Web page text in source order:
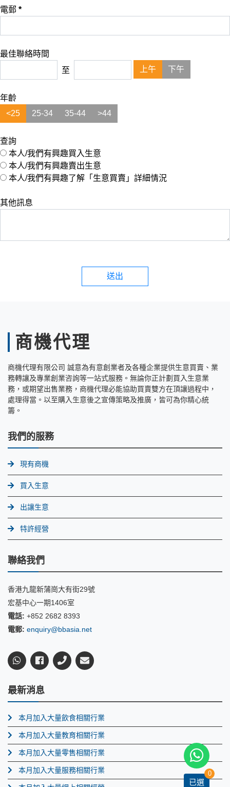
電郵 *
最佳聯絡時間
至
上午 下午
年齡
<25
25-34 35-44 >44
查詢
本人/我們有興趣買入生意
本人/我們有興趣賣出生意
本人/我們有興趣了解「生意買賣」詳細情況
其他訊息
送出
商機代理
商機代理有限公司 誠意為有意創業者及各種企業提供生意買賣、業
務轉讓及專業創業咨詢等一站式服務。無論你正計劃買入生意業
務，或期望出售業務，商機代理必能協助買賣雙方在頂讓過程中，
處理得當。以至購入生意後之宣傳策略及推廣，皆可為你精心統
籌。
我們的服務
現有商機
買入生意
出讓生意
特許經營
聯絡我們
香港九龍新蒲崗大有街29號
宏基中心一期1406室
電話: +852 2682 8393
電郵: enquiry@bbasia.net
最新消息
本月加入大量飲食相關行業
本月加入大量教育相關行業
本月加入大量零售相關行業
本月加入大量服務相關行業
已選
0